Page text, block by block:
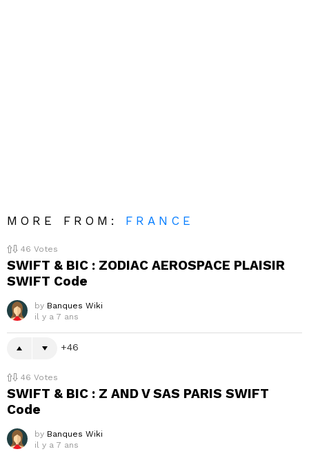
MORE FROM: FRANCE
46 Votes
SWIFT & BIC : ZODIAC AEROSPACE PLAISIR
SWIFT Code
by Banques Wiki
il y a 7 ans
46
46 Votes
SWIFT & BIC : Z AND V SAS PARIS SWIFT
Code
by Banques Wiki
il y a 7 ans